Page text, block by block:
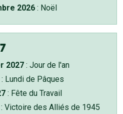
2026 : Noël
2027 : Jour de l'an
: Lundi de Pâques
: Fête du Travail
: Victoire des Alliés de 1945